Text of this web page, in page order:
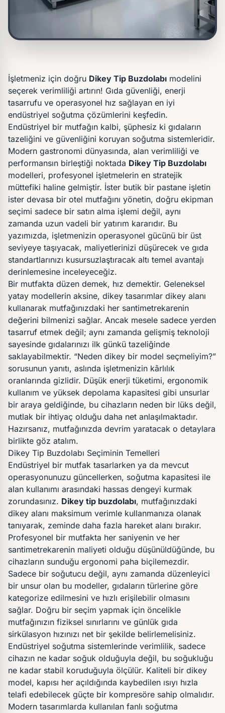
İşletmeniz için doğru Dikey Tip Buzdolabı modelini
seçerek verimliliği artırın! Gıda güvenliği, enerji
tasarrufu ve operasyonel hız sağlayan en iyi
endüstriyel soğutma çözümlerini keşfedin.
Endüstriyel bir mutfağın kalbi, şüphesiz ki gıdaların
tazeliğini ve güvenliğini koruyan soğutma sistemleridir.
Modern gastronomi dünyasında, alan verimliliği ve
performansın birleştiği noktada Dikey Tip Buzdolabı
modelleri, profesyonel işletmelerin en stratejik
müttefiki haline gelmiştir. İster butik bir pastane işletin
ister devasa bir otel mutfağını yönetin, doğru ekipman
seçimi sadece bir satın alma işlemi değil, aynı
zamanda uzun vadeli bir yatırım kararıdır. Bu
yazımızda, işletmenizin operasyonel gücünü bir üst
seviyeye taşıyacak, maliyetlerinizi düşürecek ve gıda
standartlarınızı kusursuzlaştıracak altı temel avantajı
derinlemesine inceleyeceğiz.
Bir mutfakta düzen demek, hız demektir. Geleneksel
yatay modellerin aksine, dikey tasarımlar dikey alanı
kullanarak mutfağınızdaki her santimetrekarenin
değerini bilmenizi sağlar. Ancak mesele sadece yerden
tasarruf etmek değil; aynı zamanda gelişmiş teknoloji
sayesinde gıdalarınızı ilk günkü tazeliğinde
saklayabilmektir. “Neden dikey bir model seçmeliyim?”
sorusunun yanıtı, aslında işletmenizin kârlılık
oranlarında gizlidir. Düşük enerji tüketimi, ergonomik
kullanım ve yüksek depolama kapasitesi gibi unsurlar
bir araya geldiğinde, bu cihazların neden bir lüks değil,
mutlak bir ihtiyaç olduğu daha net anlaşılmaktadır.
Hazırsanız, mutfağınızda devrim yaratacak o detaylara
birlikte göz atalım.
Dikey Tip Buzdolabı Seçiminin Temelleri
Endüstriyel bir mutfak tasarlarken ya da mevcut
operasyonunuzu güncellerken, soğutma kapasitesi ile
alan kullanımı arasındaki hassas dengeyi kurmak
zorundasınız. Dikey tip buzdolabı, mutfağınızdaki
dikey alanı maksimum verimle kullanmanıza olanak
tanıyarak, zeminde daha fazla hareket alanı bırakır.
Profesyonel bir mutfakta her saniyenin ve her
santimetrekarenin maliyeti olduğu düşünüldüğünde, bu
cihazların sunduğu ergonomi paha biçilemezdir.
Sadece bir soğutucu değil, aynı zamanda düzenleyici
bir unsur olan bu modeller, gıdaların türlerine göre
kategorize edilmesini ve hızlı erişilebilir olmasını
sağlar. Doğru bir seçim yapmak için öncelikle
mutfağınızın fiziksel sınırlarını ve günlük gıda
sirkülasyon hızınızı net bir şekilde belirlemelisiniz.
Endüstriyel soğutma sistemlerinde verimlilik, sadece
cihazın ne kadar soğuk olduğuyla değil, bu soğukluğu
ne kadar stabil koruduğuyla ölçülür. Kaliteli bir dikey
model, kapısı her açıldığında kaybedilen ısıyı hızla
telafi edebilecek güçte bir kompresöre sahip olmalıdır.
Modern tasarımlarda kullanılan fanlı soğutma